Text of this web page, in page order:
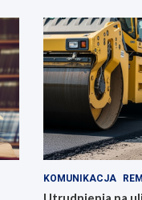
KOMUNIKACJA